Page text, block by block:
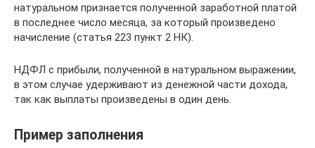
натуральном признается полученной заработной платой
в последнее число месяца, за который произведено
начисление (статья 223 пункт 2 НК).
НДФЛ с прибыли, полученной в натуральном выражении,
в этом случае удерживают из денежной части дохода,
так как выплаты произведены в один день.
Пример заполнения